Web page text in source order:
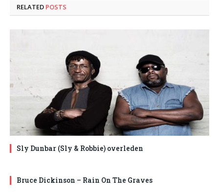
RELATED POSTS
Sly Dunbar (Sly & Robbie) overleden
Bruce Dickinson – Rain On The Graves